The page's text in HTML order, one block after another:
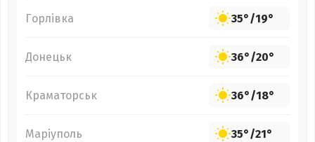
Горлівка 35°/19°
Донецьк 36°/20°
Краматорськ 36°/18°
Маріуполь 35°/21°